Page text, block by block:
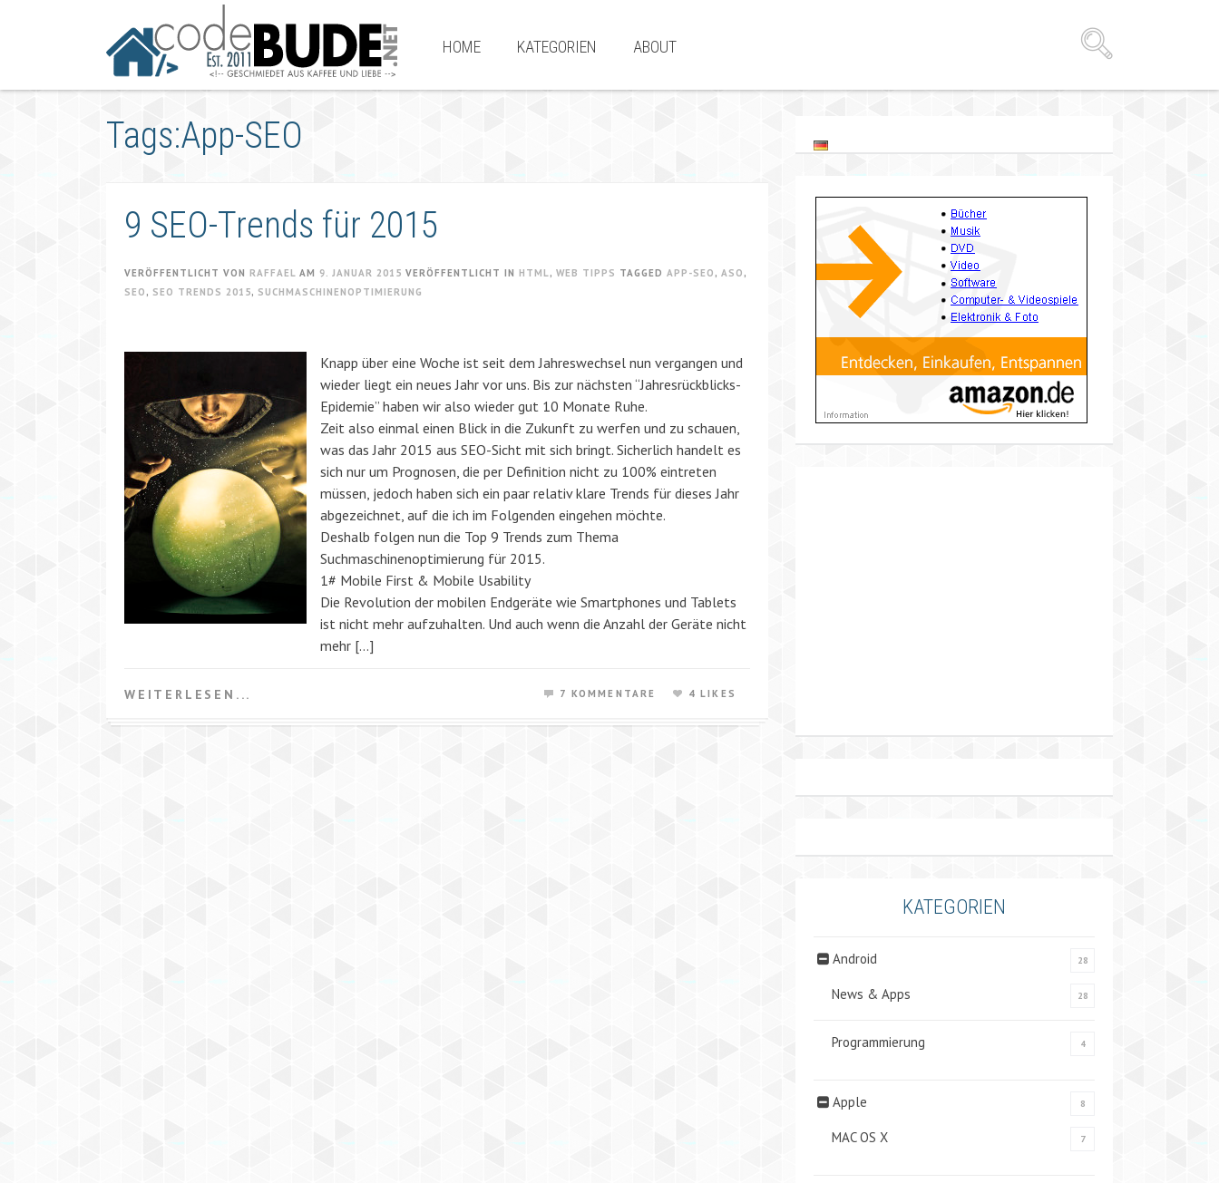
HOME KATEGORIEN ABOUT
Tags:App-SEO
9 SEO-Trends für 2015
VERÖFFENTLICHT VON RAFFAEL AM 9. JANUAR 2015 VERÖFFENTLICHT IN HTML, WEB TIPPS TAGGED APP-SEO , ASO ,
SEO , SEO TRENDS 2015, SUCHMASCHINENOPTIMIERUNG
Knapp über eine Woche ist seit dem Jahreswechsel nun vergangen und
wieder liegt ein neues Jahr vor uns. Bis zur nächsten “Jahresrückblicks-
Epidemie” haben wir also wieder gut 10 Monate Ruhe.
Zeit also einmal einen Blick in die Zukunft zu werfen und zu schauen,
was das Jahr 2015 aus SEO-Sicht mit sich bringt. Sicherlich handelt es
sich nur um Prognosen, die per Definition nicht zu 100% eintreten
müssen, jedoch haben sich ein paar relativ klare Trends für dieses Jahr
abgezeichnet, auf die ich im Folgenden eingehen möchte.
Deshalb folgen nun die Top 9 Trends zum Thema
Suchmaschinenoptimierung für 2015.
1# Mobile First & Mobile Usability
Die Revolution der mobilen Endgeräte wie Smartphones und Tablets
ist nicht mehr aufzuhalten. Und auch wenn die Anzahl der Geräte nicht
mehr […]
WEITERLESEN... 7 KOMMENTARE 4 LIKES
KATEGORIEN
Android 28
News & Apps 28
Programmierung 4
Apple 8
MAC OS X 7